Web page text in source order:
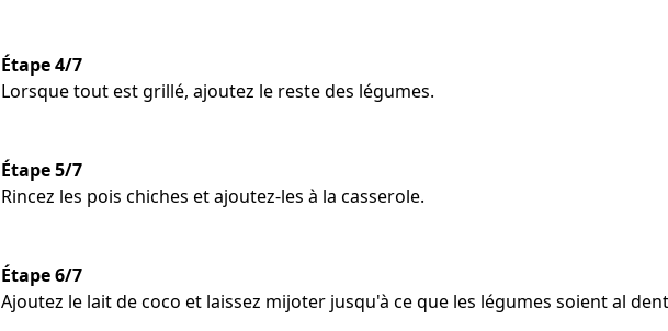
Étape 4/7
Lorsque tout est grillé, ajoutez le reste des légumes.
Étape 5/7
Rincez les pois chiches et ajoutez-les à la casserole.
Étape 6/7
Ajoutez le lait de coco et laissez mijoter jusqu'à ce que les légumes soient al